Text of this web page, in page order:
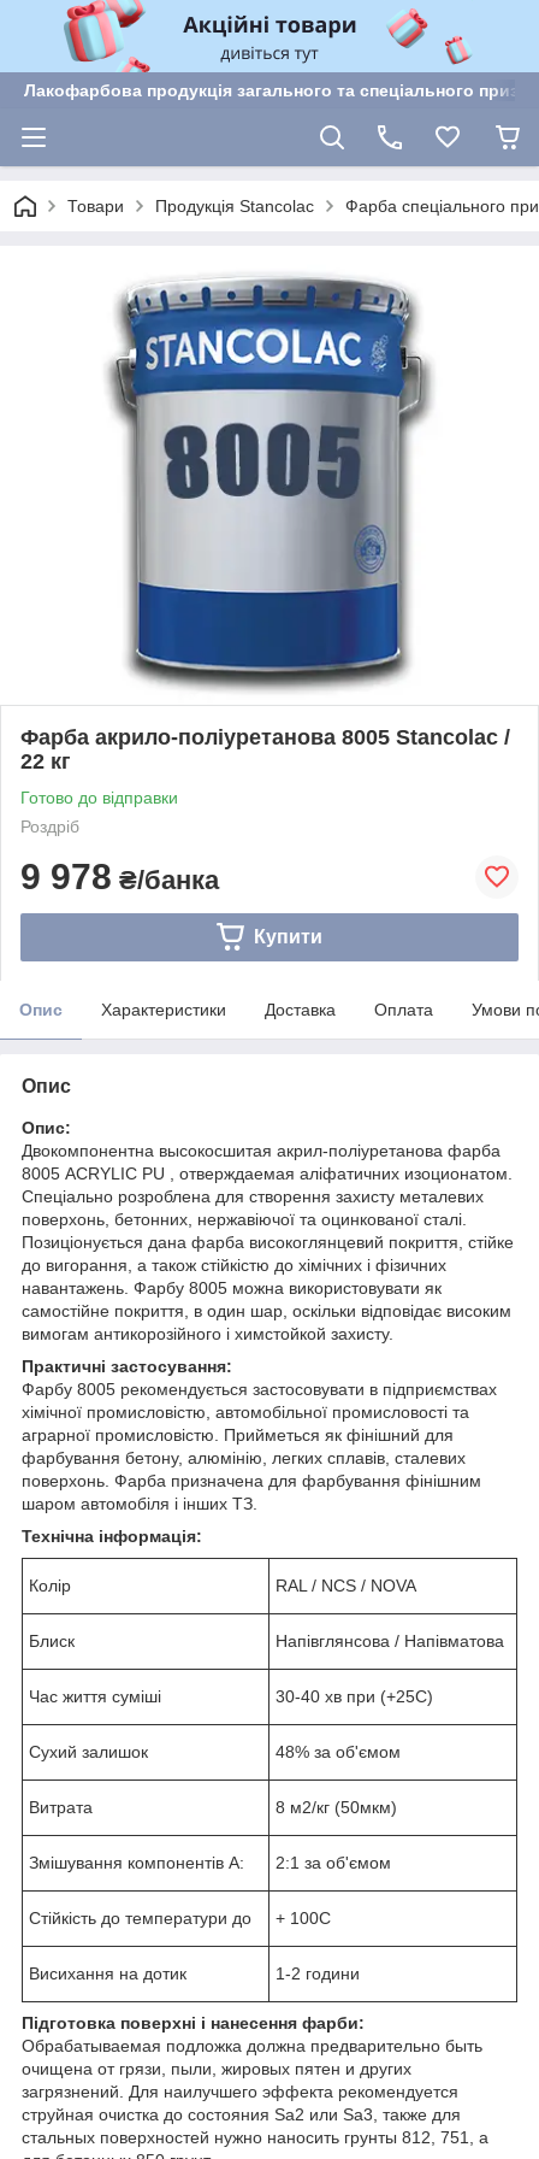
Лакофарбова продукція загального та спеціального
Товари Продукція Stancolac Фарба спеціального
Фарба акрило-поліуретанова 8005 Stancolac /
22 кг
Готово до відправки
Роздріб
9 978 ₴/банка
Купити
Опис Характеристики Доставка Оплата Умови
Опис
Опис:
Двокомпонентна высокосшитая акрил-поліуретанова фарба
8005 ACRYLIC PU , отверждаемая аліфатичних изоционатом.
Спеціально розроблена для створення захисту металевих
поверхонь, бетонних, нержавіючої та оцинкованої сталі.
Позиціонується дана фарба високоглянцевий покриття, стійке
до вигорання, а також стійкістю до хімічних і фізичних
навантажень. Фарбу 8005 можна використовувати як
самостійне покриття, в один шар, оскільки відповідає високим
вимогам антикорозійного і химстойкой захисту.
Практичні застосування:
Фарбу 8005 рекомендується застосовувати в підприємствах
хімічної промисловістю, автомобільної промисловості та
аграрної промисловістю. Прийметься як фінішний для
фарбування бетону, алюмінію, легких сплавів, сталевих
поверхонь. Фарба призначена для фарбування фінішним
шаром автомобіля і інших ТЗ.
Технічна інформація:
Колір RAL / NCS / NOVA
Блиск Напівглянсова / Напівматова
Час життя суміші 30-40 хв при (+25С)
Сухий залишок 48% за об'ємом
Витрата 8 м2/кг (50мкм)
Змішування компонентів А: 2:1 за об'ємом
Стійкість до температури до + 100С
Висихання на дотик 1-2 години
Підготовка поверхні і нанесення фарби:
Обрабатываемая подложка должна предварительно быть
очищена от грязи, пыли, жировых пятен и других
загрязнений. Для наилучшего эффекта рекомендуется
струйная очистка до состояния Sa2 или Sa3, также для
стальных поверхностей нужно наносить грунты 812, 751, а